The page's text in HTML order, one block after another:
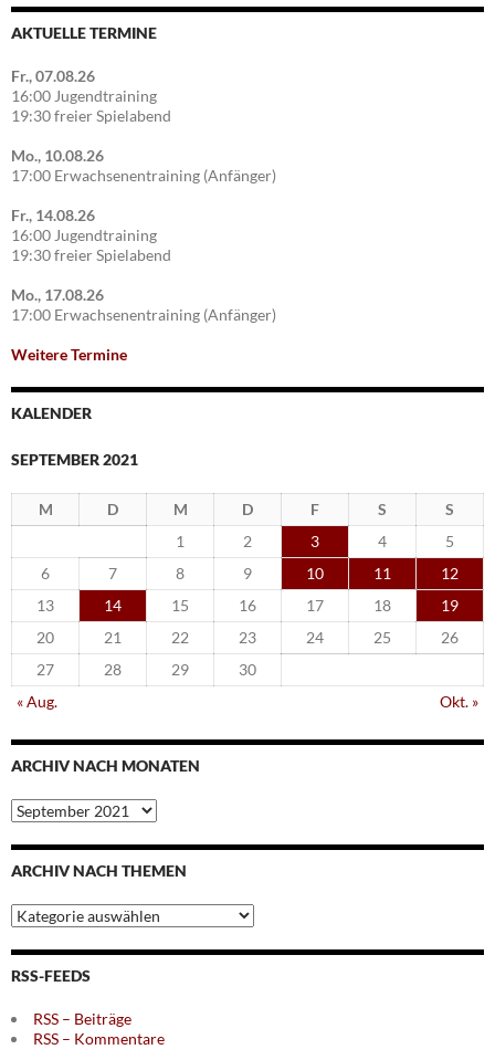
AKTUELLE TERMINE
Fr., 07.08.26
16:00 Jugendtraining
19:30 freier Spielabend
Mo., 10.08.26
17:00 Erwachsenentraining (Anfänger)
Fr., 14.08.26
16:00 Jugendtraining
19:30 freier Spielabend
Mo., 17.08.26
17:00 Erwachsenentraining (Anfänger)
Weitere Termine
KALENDER
SEPTEMBER 2021
M D M D F S
S
1
2 3 4
5
6
7 8 9 10 11
12
13
14 15 16 17 18
19
20
21 22 23 24 25
26
27
28 29
30
« Aug.
Okt. »
ARCHIV NACH MONATEN
Archiv
nach
Monaten
ARCHIV NACH THEMEN
Archiv
nach
Themen
RSS-FEEDS
RSS – Beiträge
RSS – Kommentare